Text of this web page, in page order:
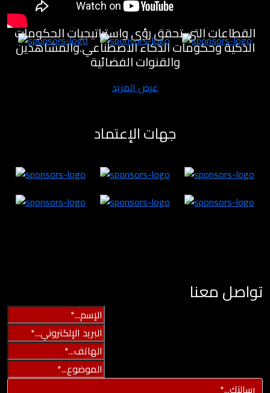
والصناعي والصحي والسياحي والفني وغيره من
القطاعات التي تحقق رؤى واستراتيجيات الحكومات
الذكية وحكومات الذكاء الاصطناعي.والمشاهدين
والقنوات الفضائية
عرض المزيد
جهات الإعتماد
تواصل معنا